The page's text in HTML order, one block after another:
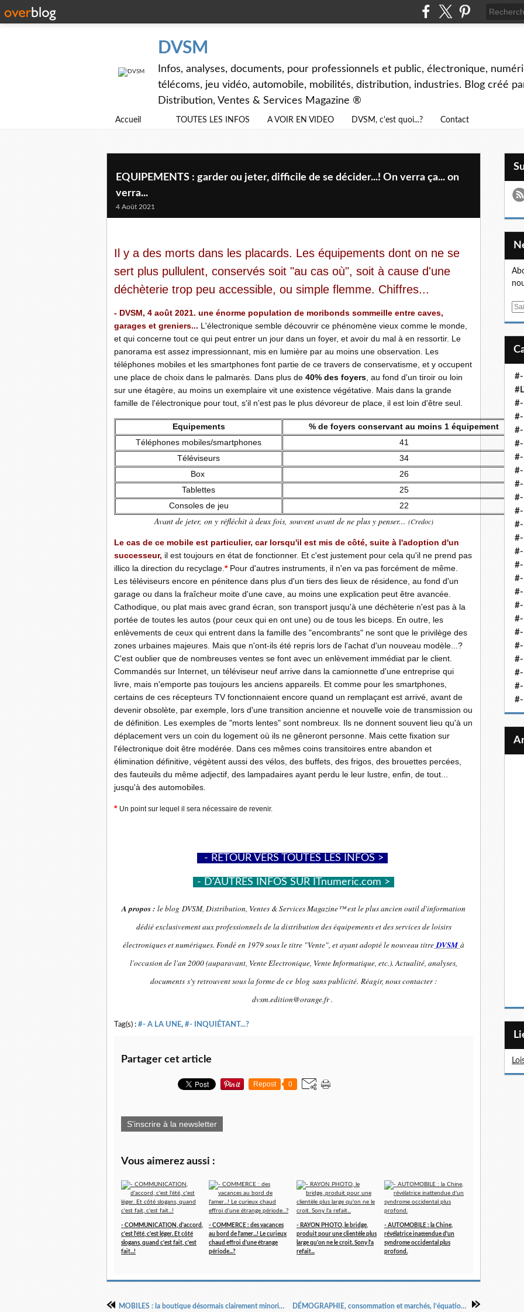
DVSM
Infos, analyses, documents, pour professionnels et public, électronique,
télécoms, jeu vidéo, automobile, mobilités, distribution, industries. Blog créé
Distribution, Ventes & Services Magazine ®
Accueil TOUTES LES INFOS A VOIR EN VIDEO DVSM, c'est quoi...? Contact
EQUIPEMENTS : garder ou jeter, difficile de se décider...! On verra ça... on
verra...
4 Août 2021
Il y a des morts dans les placards. Les équipements dont on ne se
sert plus pullulent, conservés soit "au cas où", soit à cause d'une
déchèterie trop peu accessible, ou simple flemme. Chiffres...
- DVSM, 4 août 2021. une énorme population de moribonds sommeille entre caves,
garages et greniers... L'électronique semble découvrir ce phénomène vieux comme le monde,
et qui concerne tout ce qui peut entrer un jour dans un foyer, et avoir du mal à en ressortir. Le
panorama est assez impressionnant, mis en lumière par au moins une observation. Les
téléphones mobiles et les smartphones font partie de ce travers de conservatisme, et y occupent
une place de choix dans le palmarès. Dans plus de 40% des foyers , au fond d'un tiroir ou loin
sur une étagère, au moins un exemplaire vit une existence végétative. Mais dans la grande
famille de l'électronique pour tout, s'il n'est pas le plus dévoreur de place, il est loin d'être seul.
Equipements
% de foyers conservant au moins 1 équipement
Téléphones mobiles/smartphones
41
Téléviseurs
34
Box
26
Tablettes
25
Consoles de jeu
22
Avant de jeter, on y réfléchit à deux fois, souvent avant de ne plus y penser... (Credoc)
Le cas de ce mobile est particulier, car lorsqu'il est mis de côté, suite à l'adoption d'un
successeur, il est toujours en état de fonctionner. Et c'est justement pour cela qu'il ne prend pas
illico la direction du recyclage. *Pour d'autres instruments, il n'en va pas forcément de même.
Les téléviseurs encore en pénitence dans plus d'un tiers des lieux de résidence, au fond d'un
garage ou dans la fraîcheur moite d'une cave, au moins une explication peut être avancée.
Cathodique, ou plat mais avec grand écran, son transport jusqu'à une déchèterie n'est pas à la
portée de toutes les autos (pour ceux qui en ont une) ou de tous les biceps. En outre, les
enlèvements de ceux qui entrent dans la famille des "encombrants" ne sont que le privilège des
zones urbaines majeures. Mais que n'ont-ils été repris lors de l'achat d'un nouveau modèle...?
C'est oublier que de nombreuses ventes se font avec un enlèvement immédiat par le client.
Commandés sur Internet, un téléviseur neuf arrive dans la camionnette d'une entreprise qui
livre, mais n'emporte pas toujours les anciens appareils. Et comme pour les smartphones,
certains de ces récepteurs TV fonctionnaient encore quand un remplaçant est arrivé, avant de
devenir obsolète, par exemple, lors d'une transition ancienne et nouvelle voie de transmission ou
de définition. Les exemples de "morts lentes" sont nombreux. Ils ne donnent souvent lieu qu'à un
déplacement vers un coin du logement où ils ne gêneront personne. Mais cette fixation sur
l'électronique doit être modérée. Dans ces mêmes coins transitoires entre abandon et
élimination définitive, végètent aussi des vélos, des buffets, des frigos, des brouettes percées,
des fauteuils du même adjectif, des lampadaires ayant perdu le leur lustre, enfin, de tout...
jusqu'à des automobiles.
* Un point sur lequel il sera nécessaire de revenir.
- RETOUR VERS TOUTES LES INFOS >
- D'AUTRES INFOS SUR ITnumeric.com >
A propos : le blog DVSM, Distribution, Ventes & Services Magazine™ est le plus ancien outil d'information
dédié exclusivement aux professionnels de la distribution des équipements et des services de loisirs
électroniques et numériques. Fondé en 1979 sous le titre "Vente", et ayant adopté le nouveau titre DVSM à
l'occasion de l'an 2000 (auparavant, Vente Electronique, Vente Informatique, etc.). Actualité, analyses,
documents s'y retrouvent sous la forme de ce blog sans publicité. Réagir, nous contacter :
dvsm.edition@orange.fr .
Tag(s) : #- A LA UNE, #- INQUIÉTANT...?
Partager cet article
Repost 0
S'inscrire à la newsletter
Vous aimerez aussi :
- COMMUNICATION, d'accord,
c'est l'été, c'est léger. Et côté
slogans, quand c'est fait, c'est
fait...!
- COMMERCE : des vacances
au bord de l'amer...! Le curieux
chaud effroi d'une étrange
période...?
- RAYON PHOTO, le bridge,
produit pour une clientèle plus
large qu'on ne le croit. Sony l'a
refait...
- AUTOMOBILE : la Chine,
révélatrice inattendue d'un
syndrome occidental plus
profond.
MOBILES : la boutique désormais clairement minoritaire dans l'univers télécoms. DÉMOGRAPHIE, consommation et marchés, l’équation à ne surtout pas contourner.
E
#-
#-
#-
#-
#-
#-
#-
#-
#-
#-
#-
#-
#-
#-
#-
#-